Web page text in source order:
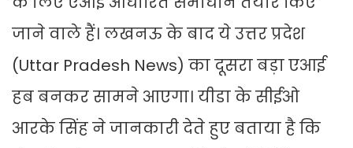
जाने वाले हैं। लखनऊ के बाद ये उत्तर प्रदेश
(Uttar Pradesh News) का दूसरा बड़ा एआई
हब बनकर सामने आएगा। यीडा के सीईओ
आरके सिंह ने जानकारी देते हुए बताया है कि